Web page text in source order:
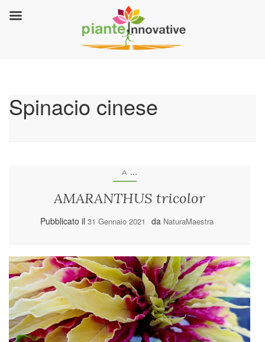
Spinacio cinese
A ...
AMARANTHUS tricolor
Pubblicato il 31 Gennaio 2021 da NaturaMaestra